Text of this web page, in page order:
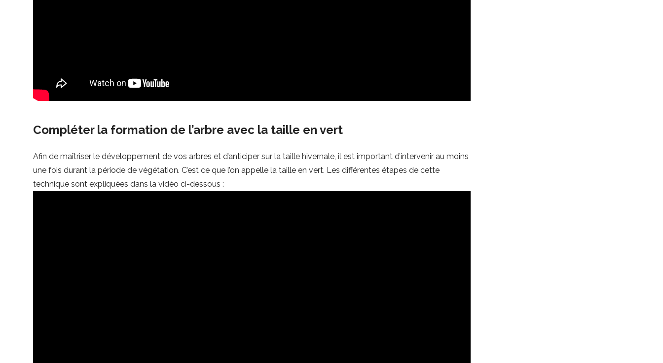
Compléter la formation de l’arbre avec la taille en vert
Afin de maîtriser le développement de vos arbres et d’anticiper sur la taille hivernale, il est important d’intervenir au moins
une fois durant la période de végétation. C’est ce que l’on appelle la taille en vert. Les différentes étapes de cette
technique sont expliquées dans la vidéo ci-dessous :